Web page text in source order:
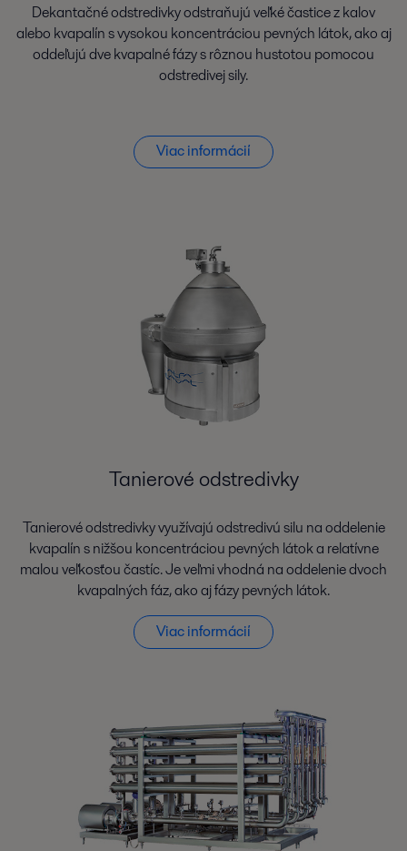
Dekantačné odstredivky odstraňujú veľké častice z kalov
alebo kvapalín s vysokou koncentráciou pevných látok, ako aj
oddeľujú dve kvapalné fázy s rôznou hustotou pomocou
odstredivej sily.
Viac informácií
Tanierové odstredivky
Tanierové odstredivky využívajú odstredivú silu na oddelenie
kvapalín s nižšou koncentráciou pevných látok a relatívne
malou veľkosťou častíc. Je veľmi vhodná na oddelenie dvoch
kvapalných fáz, ako aj fázy pevných látok.
Viac informácií